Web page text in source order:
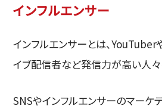
インフルエンサー
インフルエンサーとは、YouTuber
イブ配信者など発信力が高い人々
SNSやインフルエンサーのマーケテ